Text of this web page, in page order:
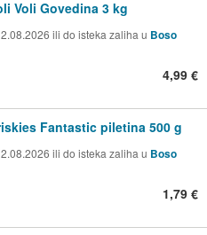
Voli Govedina 3 kg
ili do isteka zaliha u Boso
4,99 €
Fantastic piletina 500 g
ili do isteka zaliha u Boso
1,79 €